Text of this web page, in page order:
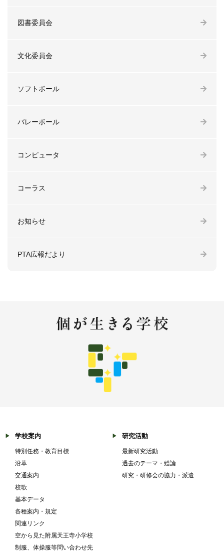
図書委員会
文化委員会
ソフトボール
バレーボール
コンピュータ
コーラス
お知らせ
PTA広報だより
学校案内
特別任務・教育目標
沿革
交通案内
校歌
基本データ
各種案内・規定
関連リンク
空から見た附属天王寺小学校
制服、体操服等問い合わせ先
研究活動
最新研究活動
過去のテーマ・総論
研究・研修会の協力・派遣